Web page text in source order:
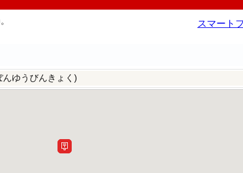
スマート
ゆうびんきょく)